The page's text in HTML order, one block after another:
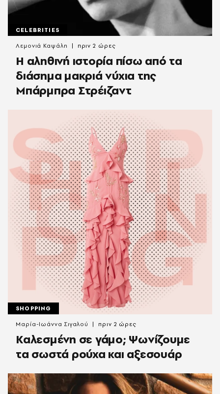
CELEBRITIES
Η αληθινή ιστορία πίσω από τα
διάσημα μακριά νύχια της
Μπάρμπρα Στρέιζαντ
Λεμονιά Καψάλη πριν 2 ώρες
SHOPPING
Καλεσμένη σε γάμο; Ψωνίζουμε
τα σωστά ρούχα και αξεσουάρ
Μαρία-Ιωάννα Σιγαλού πριν 2 ώρες